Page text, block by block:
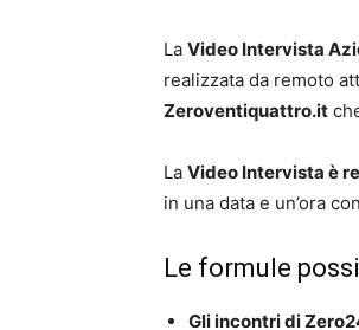
La Video Intervista
realizzata da remoto
Zeroventiquattro.it
La Video Intervista è
in una data e un’ora
Le formule
Gli incontri di